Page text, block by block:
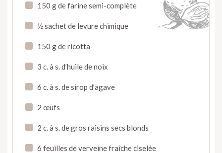
150 g de farine semi-complète
½ sachet de levure chimique
150 g de ricotta
3 c. à s. d’huile de noix
6 c. à s. de sirop d’agave
2 œufs
2 c. à s. de gros raisins secs blonds
6 feuilles de verveine fraîche ciselée